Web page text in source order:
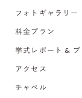
フォトギャラリー
料金プラン
挙式レポート & ブ
アクセス
チャペル